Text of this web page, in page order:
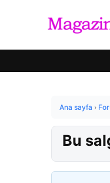
Ana sayfa ›
Bu